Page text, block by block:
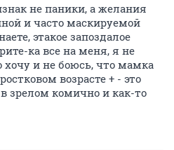
не паники, а желания
и часто маскируемой
этакое запоздалое
ка все на меня, я не
хочу и не боюсь, что мамка
возрасте + - это
зрелом комично и как-то